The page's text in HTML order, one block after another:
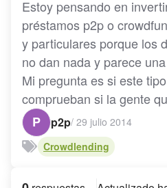
Estoy pensando en
préstamos p2p o
y particulares porque los
no dan nada y parece
Mi pregunta es si este
comprueban si la gente
P
p2p/ 29 julio 2014
Crowdlending